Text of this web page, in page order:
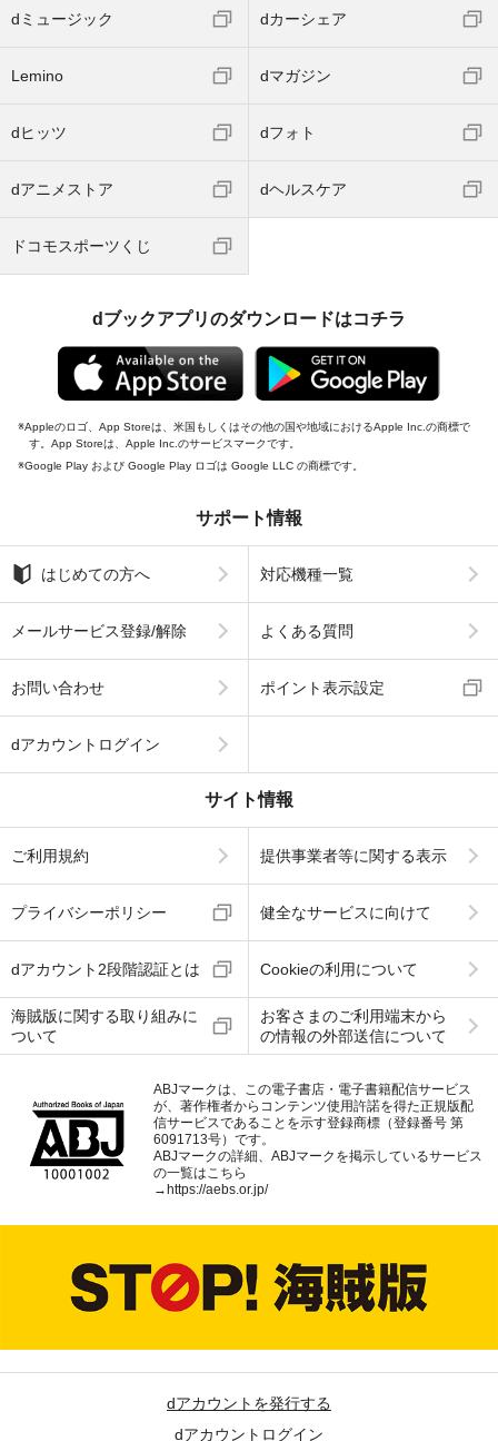
dミュージック dカーシェア
Lemino dマガジン
dヒッツ dフォト
dアニメストア dヘルスケア
ドコモスポーツくじ
dブックアプリのダウンロードはコチラ
Appleのロゴ、App Storeは、米国もしくはその他の国や地域におけるApple Inc.の商標で
す。App Storeは、Apple Inc.のサービスマークです。
Google Play および Google Play ロゴは Google LLC の商標です。
サポート情報
はじめての方へ 対応機種一覧
メールサービス登録/解除 よくある質問
お問い合わせ ポイント表示設定
dアカウントログイン
サイト情報
ご利用規約 提供事業者等に関する表示
プライバシーポリシー 健全なサービスに向けて
dアカウント2段階認証とは Cookieの利用について
海賊版に関する取り組みに
ついて
お客さまのご利用端末から
の情報の外部送信について
ABJマークは、この電子書店・電子書籍配信サービス
が、著作権者からコンテンツ使用許諾を得た正規版配
信サービスであることを示す登録商標（登録番号 第
6091713号）です。
ABJマークの詳細、ABJマークを掲示しているサービス
の一覧はこちら
→ https://aebs.or.jp/
dアカウントを発行する
dアカウントログイン